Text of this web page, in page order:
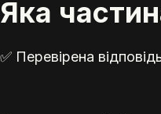
Яка
✅ Перевірена